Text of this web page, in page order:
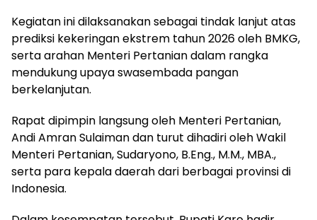
Kegiatan ini dilaksanakan sebagai tindak lanjut atas
prediksi kekeringan ekstrem tahun 2026 oleh BMKG,
serta arahan Menteri Pertanian dalam rangka
mendukung upaya swasembada pangan
berkelanjutan.
Rapat dipimpin langsung oleh Menteri Pertanian,
Andi Amran Sulaiman dan turut dihadiri oleh Wakil
Menteri Pertanian, Sudaryono, B.Eng., M.M., MBA.,
serta para kepala daerah dari berbagai provinsi di
Indonesia.